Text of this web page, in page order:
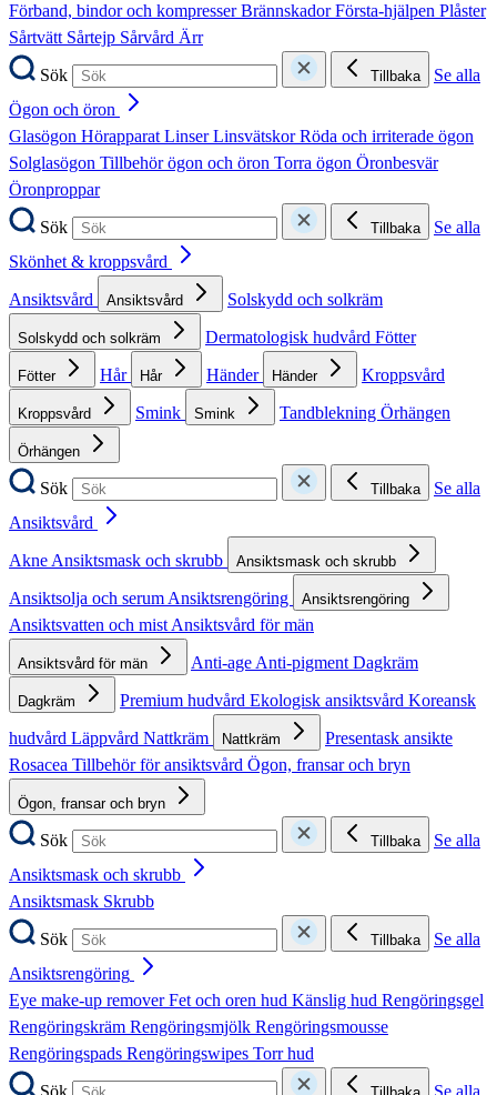
Förband, bindor och kompresserBrännskadorFörsta-hjälpen Plåster
Sårtvätt Sårtejp Sårvård Ärr
Sök
Tillbaka
Se alla
Ögon och öron
Glasögon HörapparatLinserLinsvätskorRöda och irriterade ögon
Solglasögon Tillbehör ögon och öron Torra ögon Öronbesvär
Öronproppar
Sök
Tillbaka
Se alla
Skönhet & kroppsvård
Ansiktsvård
Ansiktsvård Solskydd och solkräm
Solskydd och solkräm Dermatologisk hudvård Fötter
Fötter Hår Hår Händer Händer Kroppsvård
Kroppsvård Smink Smink Tandblekning Örhängen
Örhängen
Sök Tillbaka
Se alla
Ansiktsvård
AkneAnsiktsmask och skrubb Ansiktsmask och skrubb
Ansiktsolja och serumAnsiktsrengöring Ansiktsrengöring
Ansiktsvatten och mistAnsiktsvård för män
Ansiktsvård för män Anti-ageAnti-pigmentDagkräm
Dagkräm Premium hudvård Ekologisk ansiktsvård Koreansk
hudvård Läppvård Nattkräm Nattkräm
Presentask ansikte
Rosacea Tillbehör för ansiktsvård Ögon, fransar och bryn
Ögon, fransar och bryn
Sök Tillbaka
Se alla
Ansiktsmask och skrubb
Ansiktsmask Skrubb
Sök
Tillbaka
Se alla
Ansiktsrengöring
Eye make-up removerFet och oren hud Känslig hud Rengöringsgel
Rengöringskräm Rengöringsmjölk Rengöringsmousse
Rengöringspads Rengöringswipes Torr hud